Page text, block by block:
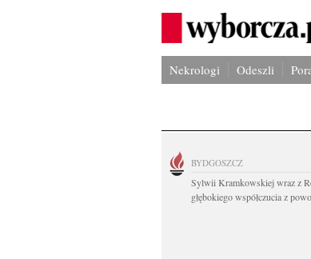
Nekrologi Odeszli
BYDGOSZCZ
Sylwii Kramkowskiej wraz z
głębokiego współczucia z